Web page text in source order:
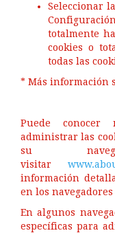
Seleccionar
totalmente
cookies o
todas las
* Más información
Puede conocer
administrar las
su
visitar
información
en los
En algunos
específicas para